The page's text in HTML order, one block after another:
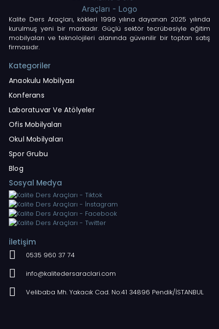
Kalite Ders Araçları, kökleri 1999 yılına dayanan 2025 yılında
kurulmuş yeni bir markadır. Güçlü sektör tecrübesiyle eğitim
mobilyaları ve teknolojileri alanında güvenilir bir toptan satış
firmasıdır.
Kategoriler
Anaokulu Mobilyası
Konferans
Laboratuvar Ve Atölyeler
Ofis Mobilyaları
Okul Mobilyaları
Spor Grubu
Blog
Sosyal Medya
İletişim
0535 960 37 74
info@kalitedersaraclari.com
Velibaba Mh. Yakacık Cad. No:41 34896 Pendik/İSTANBUL​